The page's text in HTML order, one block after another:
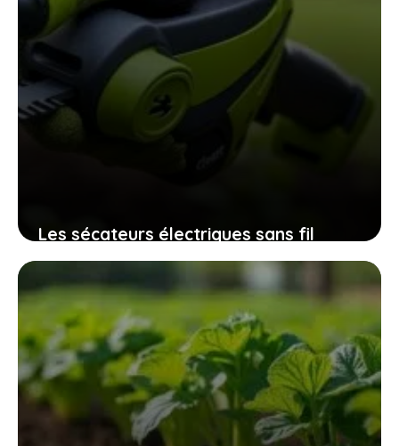
Les sécateurs électriques sans fil
32mm qui révolutionnent l’entretien
des espaces verts sans fatigue
excessive
9 novembre 2025